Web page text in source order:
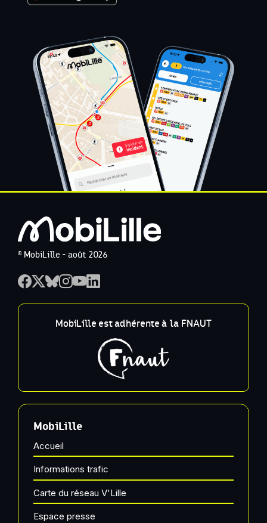
© MobiLille - août 2026
MobiLille est adhérente à la FNAUT
MobiLille
Accueil
Informations trafic
Carte du réseau V'Lille
Espace presse